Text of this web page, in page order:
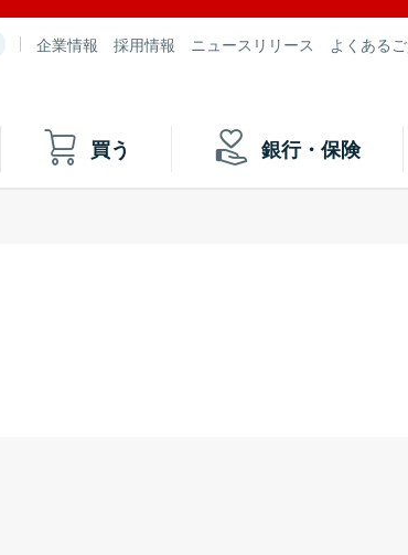
企業情報 採用情報 ニュースリリース よくある
買う 銀行・保険